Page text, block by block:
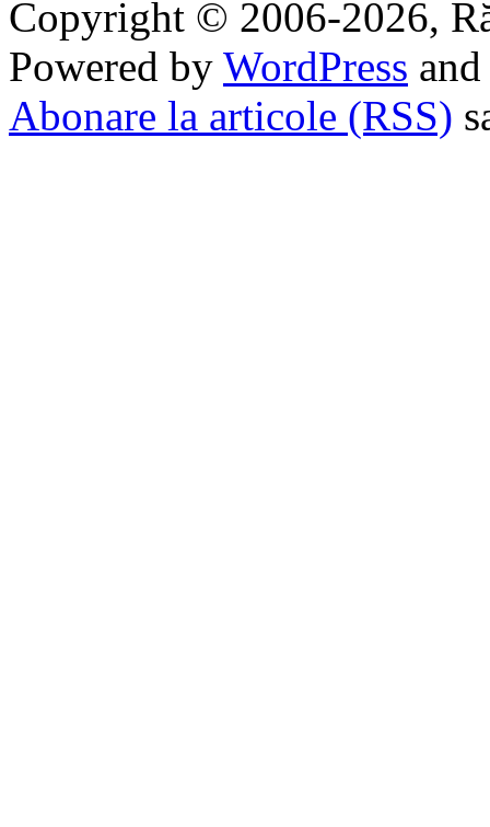
Copyright © 2006-2026,
Powered by WordPress
Abonare la articole (RSS)